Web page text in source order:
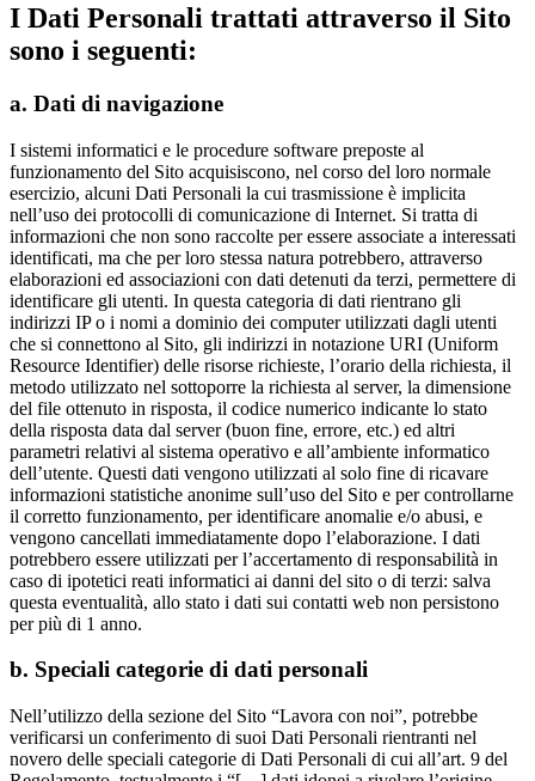
I Dati Personali trattati attraverso il Sito
sono i seguenti:
a. Dati di navigazione
I sistemi informatici e le procedure software preposte al
funzionamento del Sito acquisiscono, nel corso del loro normale
esercizio, alcuni Dati Personali la cui trasmissione è implicita
nell’uso dei protocolli di comunicazione di Internet. Si tratta di
informazioni che non sono raccolte per essere associate a interessati
identificati, ma che per loro stessa natura potrebbero, attraverso
elaborazioni ed associazioni con dati detenuti da terzi, permettere di
identificare gli utenti. In questa categoria di dati rientrano gli
indirizzi IP o i nomi a dominio dei computer utilizzati dagli utenti
che si connettono al Sito, gli indirizzi in notazione URI (Uniform
Resource Identifier) delle risorse richieste, l’orario della richiesta, il
metodo utilizzato nel sottoporre la richiesta al server, la dimensione
del file ottenuto in risposta, il codice numerico indicante lo stato
della risposta data dal server (buon fine, errore, etc.) ed altri
parametri relativi al sistema operativo e all’ambiente informatico
dell’utente. Questi dati vengono utilizzati al solo fine di ricavare
informazioni statistiche anonime sull’uso del Sito e per controllarne
il corretto funzionamento, per identificare anomalie e/o abusi, e
vengono cancellati immediatamente dopo l’elaborazione. I dati
potrebbero essere utilizzati per l’accertamento di responsabilità in
caso di ipotetici reati informatici ai danni del sito o di terzi: salva
questa eventualità, allo stato i dati sui contatti web non persistono
per più di 1 anno.
b. Speciali categorie di dati personali
Nell’utilizzo della sezione del Sito “Lavora con noi”, potrebbe
verificarsi un conferimento di suoi Dati Personali rientranti nel
novero delle speciali categorie di Dati Personali di cui all’art. 9 del